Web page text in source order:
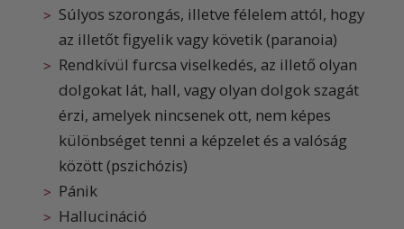
Súlyos szorongás, illetve félelem attól, hogy
az illetőt figyelik vagy követik (paranoia)
Rendkívül furcsa viselkedés, az illető olyan
dolgokat lát, hall, vagy olyan dolgok szagát
érzi, amelyek nincsenek ott, nem képes
különbséget tenni a képzelet és a valóság
között (pszichózis)
Pánik
Hallucináció